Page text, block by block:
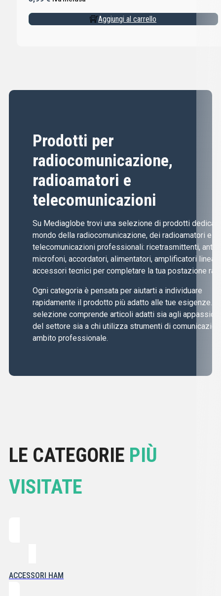
Aggiungi al carrello
Prodotti per
radiocomunicazione,
radioamatori e
telecomunicazioni
Su Mediaglobe trovi una selezione di prodotti dedicati
mondo della radiocomunicazione, dei radioamatori e
telecomunicazioni professionali: ricetrasmittenti,
microfoni, accordatori, alimentatori, amplificatori
accessori tecnici per completare la tua postazione
Ogni categoria è pensata per aiutarti a individuare
rapidamente il prodotto più adatto alle tue esigenze.
selezione comprende articoli adatti sia agli
del settore sia a chi utilizza strumenti di
ambito professionale.
LE CATEGORIE PIÙ
VISITATE
ACCESSORI HAM